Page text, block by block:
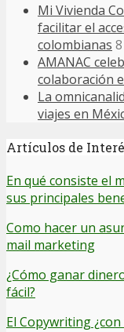
Mi Vivienda
facilitar el
colombianas
AMANAC
colaboración
La
viajes en
Artículos de
En qué consiste el
sus principales
Como hacer un
mail marketing
¿Cómo ganar
fácil?
El Copywriting